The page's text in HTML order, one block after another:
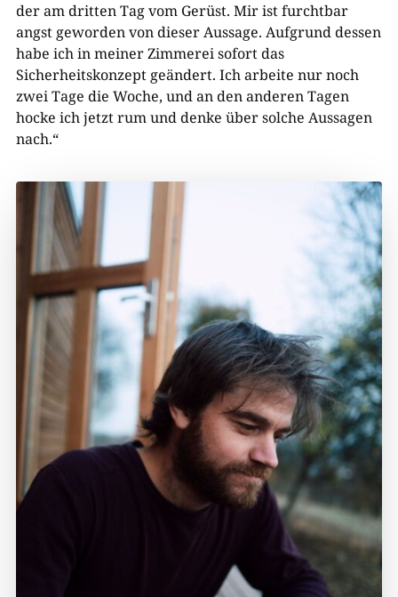
der am dritten Tag vom Gerüst. Mir ist furchtbar
angst geworden von dieser Aussage. Aufgrund dessen
habe ich in meiner Zimmerei sofort das
Sicherheitskonzept geändert. Ich arbeite nur noch
zwei Tage die Woche, und an den anderen Tagen
hocke ich jetzt rum und denke über solche Aussagen
nach.“